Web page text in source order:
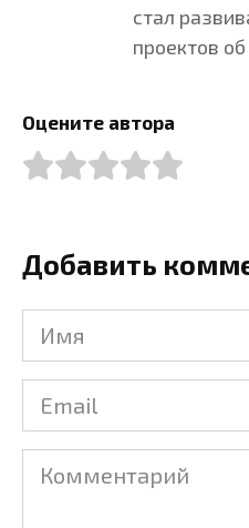
стал
проектов
Оцените автора
Добавить
Имя
Email
Комментарий